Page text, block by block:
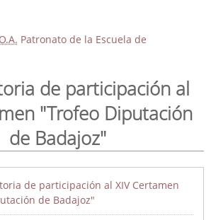
al XIV Certamen "Trofeo
la Escuela
O.A. Patronato de la Escuela de
de participación al
"Trofeo Diputación
de Badajoz"
de participación al XIV Certamen
de Badajoz"